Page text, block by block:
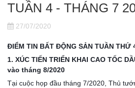
TUẦN 4 - THÁNG 7
27/07/2020
ĐIỂM TIN BẤT ĐỘNG SẢN TUẦN THỨ
1. XÚC TIẾN TRIỂN KHAI CAO TỐC
vào tháng 8/2020
Tại cuộc họp đầu tháng 7/2020, Thủ